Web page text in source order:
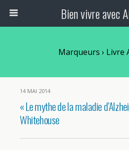
Bien vivre avec
Marqueurs › Livre
14 MAI 2014
« Le mythe de la maladie
Whitehouse